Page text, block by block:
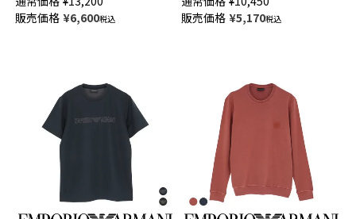
パンツ ベーシック テリージャ
ージー ハーフパンツ メンズ EU
販売価格 ¥6,600税込
SHIRT 半袖 Tシャツ EUサイズ
メンズ 54008597
販売価格 ¥5,170税込